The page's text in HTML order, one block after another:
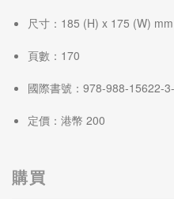
尺寸：185 (H) x 175 (W) mm
頁數：170
國際書號：978-988-15622-
定價：港幣 200
購買